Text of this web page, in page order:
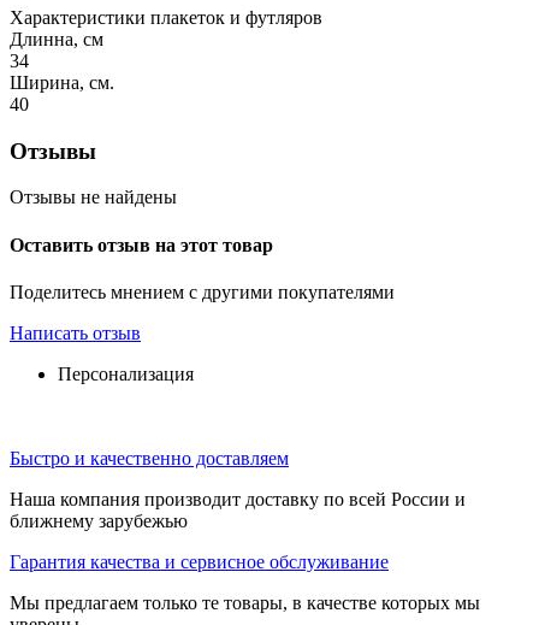
Характеристики плакеток и футляров
Длинна, см
34
Ширина, см.
40
Отзывы
Отзывы не найдены
Оставить отзыв на этот товар
Поделитесь мнением с другими покупателями
Написать отзыв
Персонализация
Быстро и качественно доставляем
Наша компания производит доставку по всей России и
ближнему зарубежью
Гарантия качества и сервисное обслуживание
Мы предлагаем только те товары, в качестве которых мы